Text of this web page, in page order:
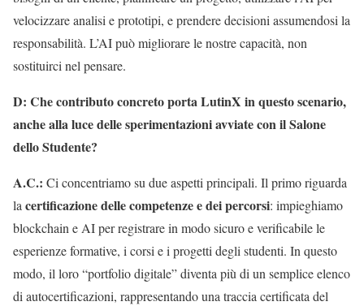
velocizzare analisi e prototipi, e prendere decisioni assumendosi la
responsabilità. L’AI può migliorare le nostre capacità, non
sostituirci nel pensare.
D: Che contributo concreto porta LutinX in questo scenario,
anche alla luce delle sperimentazioni avviate con il Salone
dello Studente?
A.C.: Ci concentriamo su due aspetti principali. Il primo riguarda
lacertificazione delle competenze e dei percorsi: impieghiamo
blockchain e AI per registrare in modo sicuro e verificabile le
esperienze formative, i corsi e i progetti degli studenti. In questo
modo, il loro “portfolio digitale” diventa più di un semplice elenco
di autocertificazioni, rappresentando una traccia certificata del